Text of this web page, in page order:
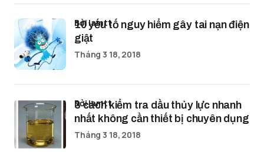
10 yếu tố nguy hiểm gây tai nạn điện
giật
bởi lamtt
Tháng 3 18, 2018
3 cách kiểm tra dầu thủy lực nhanh
nhất không cần thiết bị chuyên dụng
bởi lamtt
Tháng 3 18, 2018